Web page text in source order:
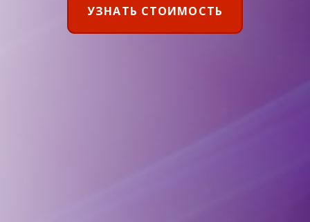
УЗНАТЬ СТОИМОСТЬ